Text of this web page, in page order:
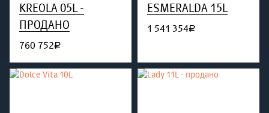
KREOLA 05L -
ПРОДАНО
760 752руб.
ESMERALDA 15L
1 541 354руб.